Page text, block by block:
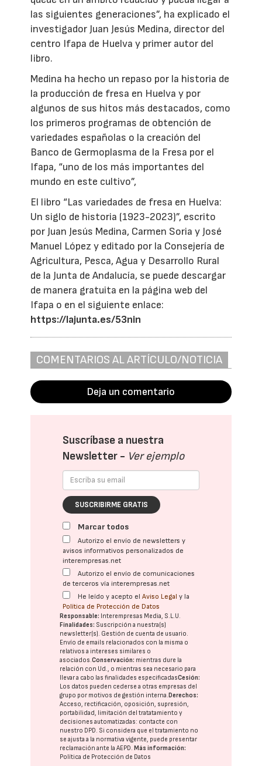
las siguientes generaciones”, ha explicado el
investigador Juan Jesús Medina, director del
centro Ifapa de Huelva y primer autor del
libro.
Medina ha hecho un repaso por la historia de
la producción de fresa en Huelva y por
algunos de sus hitos más destacados, como
los primeros programas de obtención de
variedades españolas o la creación del
Banco de Germoplasma de la Fresa por el
Ifapa, “uno de los más importantes del
mundo en este cultivo”,
El libro “Las variedades de fresa en Huelva:
Un siglo de historia (1923-2023)”, escrito
por Juan Jesús Medina, Carmen Soria y José
Manuel López y editado por la Consejería de
Agricultura, Pesca, Agua y Desarrollo Rural
de la Junta de Andalucía, se puede descargar
de manera gratuita en la página web del
Ifapa o en el siguiente enlace:
https://lajunta.es/53nin
COMENTARIOS AL ARTÍCULO/NOTICIA
Deja un comentario
Suscríbase a nuestra
Newsletter - Ver ejemplo
SUSCRIBIRME GRATIS
Marcar todos
Autorizo el envío de newsletters y
avisos informativos personalizados de
interempresas.net
Autorizo el envío de comunicaciones
de terceros vía interempresas.net
He leído y acepto elAviso Legal y la
Política de Protección de Datos
Responsable: Interempresas Media, S.L.U.
Finalidades: Suscripción a nuestra(s)
newsletter(s). Gestión de cuenta de usuario.
Envío de emails relacionados con la misma o
relativos a intereses similares o
asociados.Conservación: mientras dure la
relación con Ud., o mientras sea necesario para
llevar a cabo las finalidades especificadasCesión:
Los datos pueden cederse a otras empresas del
grupo por motivos de gestión interna.Derechos:
Acceso, rectificación, oposición, supresión,
portabilidad, limitación del tratatamiento y
decisiones automatizadas: contacte con
nuestro DPD. Si considera que el tratamiento no
se ajusta a la normativa vigente, puede presentar
reclamación ante laAEPD.Más información:
Política de Protección de Datos